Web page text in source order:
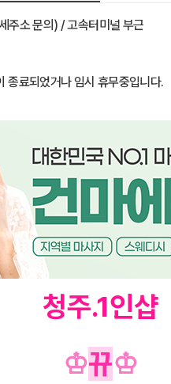
주소 문의) / 고속터미널 부근
종료되었거나 임시 휴무중입니다.
청주.1인샵
♔뀨♔